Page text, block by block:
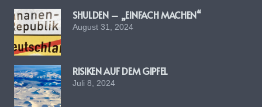
SHULDEN – „EINFACH MACHEN“
August 31, 2024
RISIKEN AUF DEM GIPFEL
Juli 8, 2024